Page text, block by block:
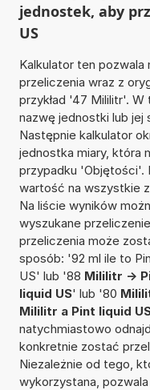
jednostek, aby
US
Kalkulator ten
przeliczenia wraz z
przykład '47 Mililitr'. W
nazwę jednostki lub jej
Następnie kalkulator
jednostka miary, która
przypadku 'Objętości'.
wartość na wszystkie
Na liście wyników
wyszukane
przeliczenia może
sposób: '92 ml ile to
US' lub '88 Mililitr ->
liquid US' lub '80
Mililitr a Pint liquid
natychmiastowo
konkretnie zostać
Niezależnie od tego,
wykorzystana,